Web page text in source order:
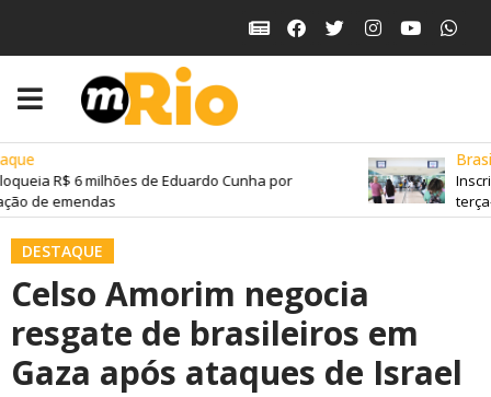
R$ 6 milhões de Eduardo Cunha por
de emendas
Brasil
DESTAQUE
Celso Amorim negocia
resgate de brasileiros em
Gaza após ataques de Israel